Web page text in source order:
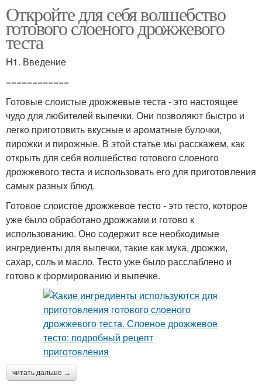
Откройте для себя волшебство
готового слоеного дрожжевого
теста
H1. Введение
============
Готовые слоистые дрожжевые теста - это настоящее
чудо для любителей выпечки. Они позволяют быстро и
легко приготовить вкусные и ароматные булочки,
пирожки и пирожные. В этой статье мы расскажем, как
открыть для себя волшебство готового слоеного
дрожжевого теста и использовать его для приготовления
самых разных блюд.
Готовое слоистое дрожжевое тесто - это тесто, которое
уже было обработано дрожжами и готово к
использованию. Оно содержит все необходимые
ингредиенты для выпечки, такие как мука, дрожжи,
сахар, соль и масло. Тесто уже было расслаблено и
готово к формированию и выпечке.
читать дальше →